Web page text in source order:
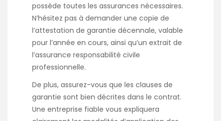
possède toutes les assurances nécessaires.
N’hésitez pas à demander une copie de
l’attestation de garantie décennale, valable
pour l’année en cours, ainsi qu’un extrait de
l’assurance responsabilité civile
professionnelle.
De plus, assurez-vous que les clauses de
garantie sont bien décrites dans le contrat.
Une entreprise fiable vous expliquera